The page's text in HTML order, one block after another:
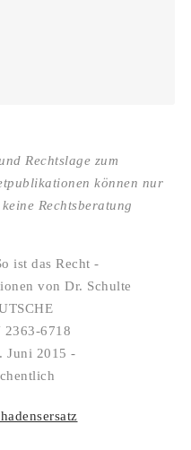
Rechtslage zum
können nur
Rechtsberatung
ist das Recht -
von Dr. Schulte
6718
Juni 2015 -